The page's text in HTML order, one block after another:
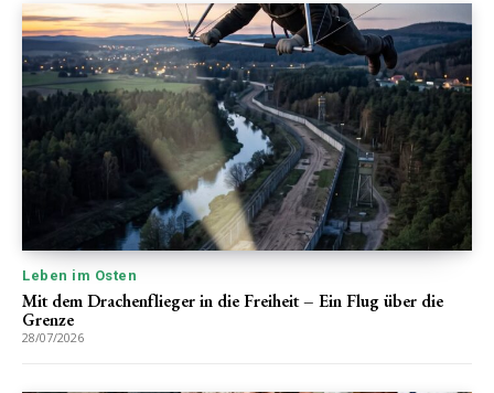
Leben im Osten
Mit dem Drachenflieger in die Freiheit – Ein Flug über die
Grenze
28/07/2026